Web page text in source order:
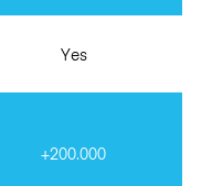
Yes
+200.000